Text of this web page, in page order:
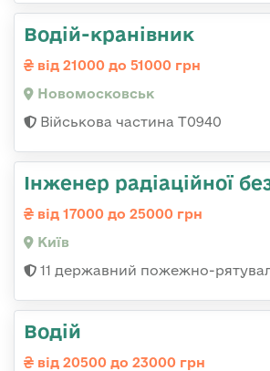
Водій-кранівник
від 21000 до 51000 грн
Новомосковськ
Військова частина Т0940
Інженер радіаційної
від 17000 до 25000 грн
Київ
11 державний пожежно-
Водій
від 20500 до 23000 грн